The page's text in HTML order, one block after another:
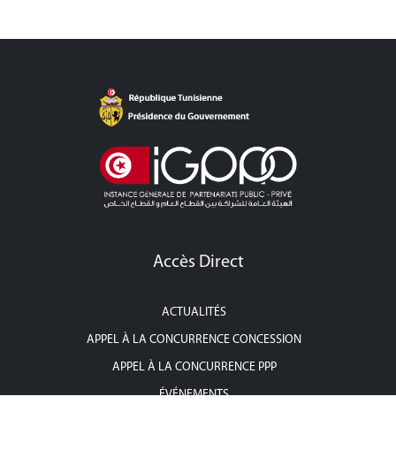
Accès Direct
ACTUALITÉS
APPEL À LA CONCURRENCE CONCESSION
APPEL À LA CONCURRENCE PPP
ÉVÉNEMENTS